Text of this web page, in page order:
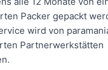
Packer gepackt
wird von
Partnerwerkstätten